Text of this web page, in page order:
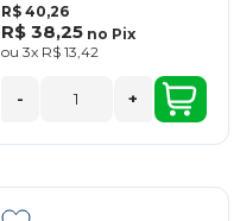
R$ 40,26
R$ 38,25 no Pix
ou 3x R$ 13,42
- +